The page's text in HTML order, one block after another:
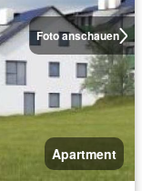
Foto anschauen
Apartment